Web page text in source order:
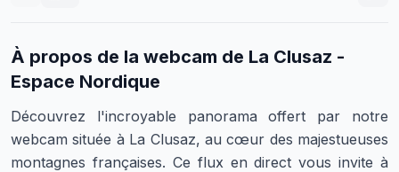
À propos de la webcam de La Clusaz -
Espace Nordique
Découvrez l'incroyable panorama offert par notre
webcam située à La Clusaz, au cœur des majestueuses
montagnes françaises. Ce flux en direct vous invite à